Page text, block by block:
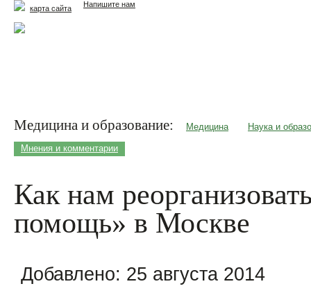
Напишите нам
карта сайта
Медицина и образование: Медицина Наука и
Мнения и комментарии
Как нам
помощь» в Москве
Добавлено: 25 августа 2014